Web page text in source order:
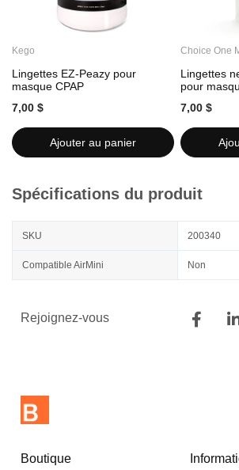
Kego
Lingettes EZ-Peazy pour
masque CPAP
7,00 $
Ajouter au panier
Choice One
Lingettes
pour
7,00 $
Spécifications du produit
SKU 200340
Compatible AirMini Non
Rejoignez-vous
Boutique